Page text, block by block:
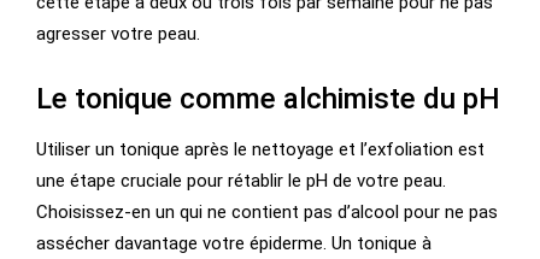
agresser votre peau.
Le tonique comme alchimiste du pH
Utiliser un tonique après le nettoyage et l’exfoliation est
une étape cruciale pour rétablir le pH de votre peau.
Choisissez-en un qui ne contient pas d’alcool pour ne pas
assécher davantage votre épiderme. Un tonique à